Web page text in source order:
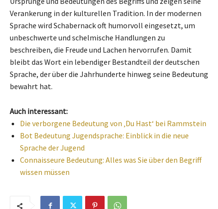
Verankerung in der kulturellen Tradition. In der modernen
Sprache wird Schabernack oft humorvoll eingesetzt, um
unbeschwerte und schelmische Handlungen zu
beschreiben, die Freude und Lachen hervorrufen. Damit
bleibt das Wort ein lebendiger Bestandteil der deutschen
Sprache, der über die Jahrhunderte hinweg seine Bedeutung
bewahrt hat.
Auch interessant:
Die verborgene Bedeutung von ‚Du Hast‘ bei Rammstein
Bot Bedeutung Jugendsprache: Einblick in die neue
Sprache der Jugend
Connaisseure Bedeutung: Alles was Sie über den Begriff
wissen müssen